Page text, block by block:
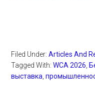
Filed Under:Articles And
Tagged With:WCA 2026,
выставка,